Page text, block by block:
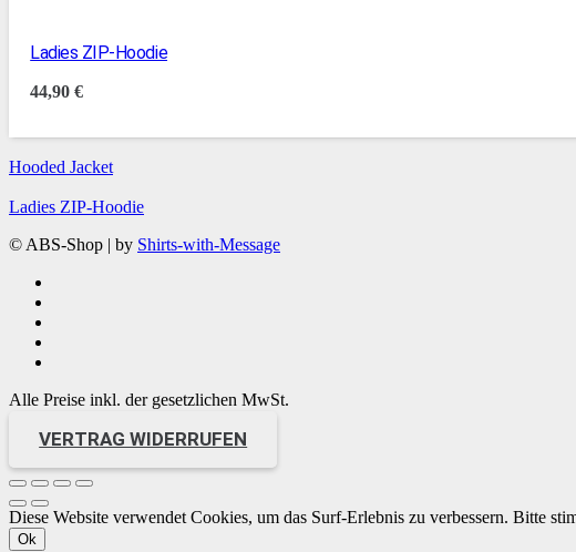
Ladies ZIP-Hoodie
44,90€
Hooded Jacket
Ladies ZIP-Hoodie
© ABS-Shop | by Shirts-with-Message
Alle Preise inkl. der gesetzlichen MwSt.
VERTRAG WIDERRUFEN
Diese Website verwendet Cookies, um das Surf-Erlebnis zu verbessern. Bitte
Ok